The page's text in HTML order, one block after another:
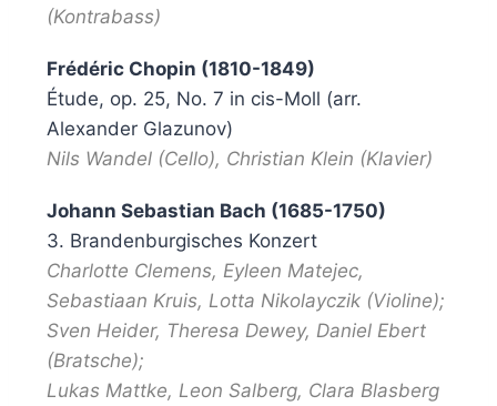
(Kontrabass)
Frédéric Chopin (1810-1849)
Étude, op. 25, No. 7 in cis-Moll (arr.
Alexander Glazunov)
Nils Wandel (Cello), Christian Klein (Klavier)
Johann Sebastian Bach (1685-1750)
3. Brandenburgisches Konzert
Charlotte Clemens, Eyleen Matejec,
Sebastiaan Kruis, Lotta Nikolayczik (Violine);
Sven Heider, Theresa Dewey, Daniel Ebert
(Bratsche);
Lukas Mattke, Leon Salberg, Clara Blasberg